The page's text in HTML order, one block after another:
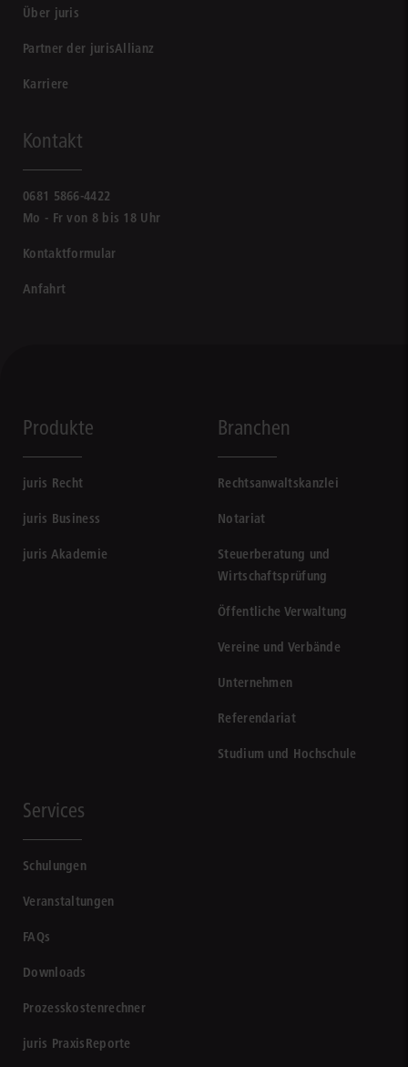
Über juris
Partner der jurisAllianz
Karriere
Kontakt
0681 5866-4422
Mo - Fr von 8 bis 18 Uhr
Kontaktformular
Anfahrt
Produkte
juris Recht
juris Business
juris Akademie
Branchen
Rechtsanwaltskanzlei
Notariat
Steuerberatung und
Wirtschaftsprüfung
Öffentliche Verwaltung
Vereine und Verbände
Unternehmen
Referendariat
Studium und Hochschule
Services
Schulungen
Veranstaltungen
FAQs
Downloads
Prozesskostenrechner
juris PraxisReporte